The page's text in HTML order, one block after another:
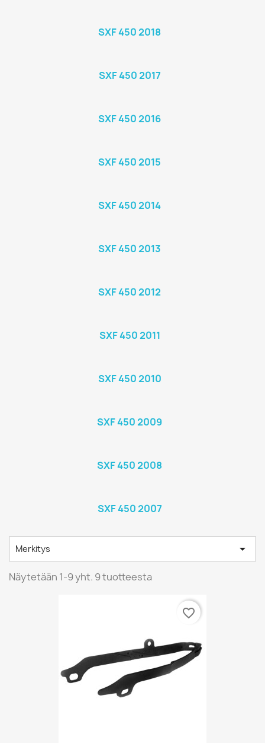
SXF 450 2018
SXF 450 2017
SXF 450 2016
SXF 450 2015
SXF 450 2014
SXF 450 2013
SXF 450 2012
SXF 450 2011
SXF 450 2010
SXF 450 2009
SXF 450 2008
SXF 450 2007
Merkitys 
Näytetään 1-9 yht. 9 tuotteesta
favorite_border